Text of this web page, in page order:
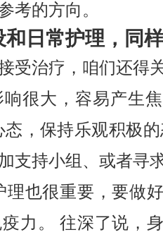
考的方向。
日常护理，同
受治疗，咱们还得
很大，容易产生
，保持乐观积极
支持小组、或者寻
理也很重要，要做
力。 往深了说，